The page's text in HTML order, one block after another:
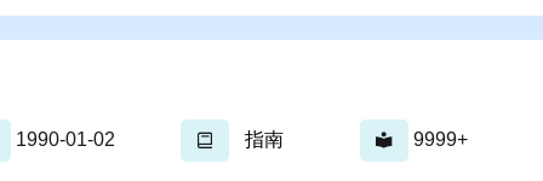
1990-01-02 指南 9999+